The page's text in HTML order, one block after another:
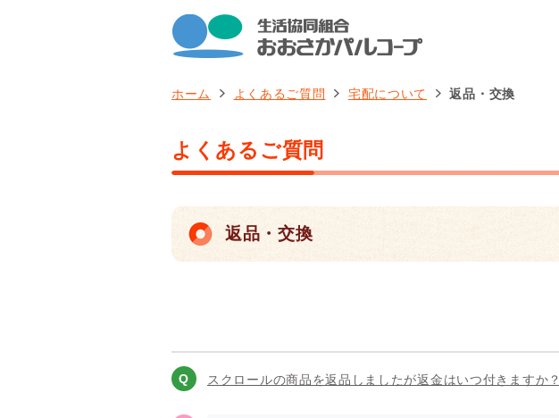
ホーム よくあるご質問 宅配について 返品・交換
よくあるご質問
返品・交換
スクロールの商品を返品しましたが返金はいつ付きますか？